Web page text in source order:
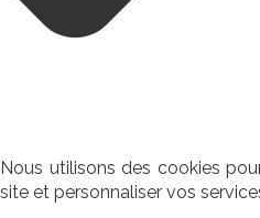
Nous utilisons des cookies
site et personnaliser vos